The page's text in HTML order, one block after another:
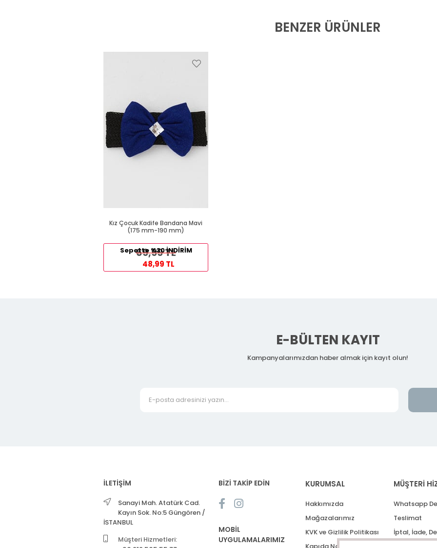
BENZER ÜRÜNLER
Kız Çocuk Kadife Bandana Mavi
(175 mm-190 mm)
69,99 TL
Sepette %30 İNDİRİM
48,99 TL
E-BÜLTEN KAYIT
Kampanyalarımızdan haber almak için kayıt olun!
İLETİŞİM
Sanayi Mah. Atatürk Cad.
Kayın Sok. No:5 Güngören /
İSTANBUL
Müşteri Hizmetleri:
BİZİ TAKİP EDİN
MOBİL
UYGULAMALARIMIZ
KURUMSAL
Hakkımızda
Mağazalarımız
KVK ve Gizlilik Politikası
MÜŞTERİ
Whatsapp
Teslimat
İptal, İade,